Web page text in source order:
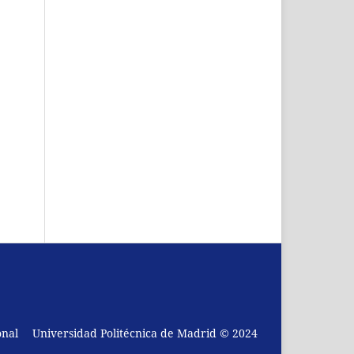
Universidad Politécnica de Madrid © 2024